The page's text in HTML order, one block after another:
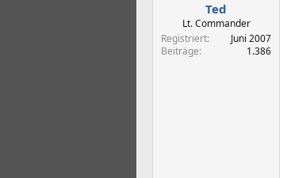
Ted
Lt. Commander
Registriert
Juni 2007
Beiträge
1.386